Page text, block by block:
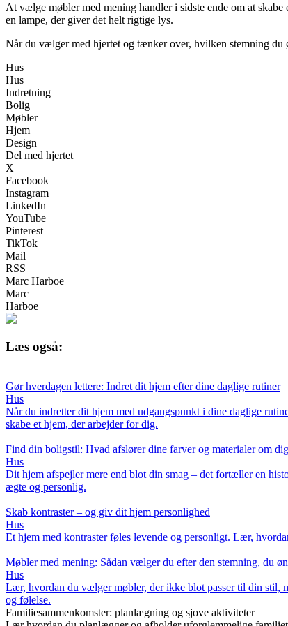
At vælge møbler med mening handler i sidste ende om at
en lampe, der giver det helt rigtige lys.
Når du vælger med hjertet og tænker over, hvilken stemning
Hus
Hus
Indretning
Bolig
Møbler
Hjem
Design
Del med hjertet
X
Facebook
Instagram
LinkedIn
YouTube
Pinterest
TikTok
Mail
RSS
Marc Harboe
Marc
Harboe
Læs også:
Gør hverdagen lettere: Indret dit hjem efter dine daglige rutiner
Hus
Når du indretter dit hjem med udgangspunkt i dine daglige
skabe et hjem, der arbejder for dig.
Find din boligstil: Hvad afslører dine farver og materialer om
Hus
Dit hjem afspejler mere end blot din smag – det fortæller en
ægte og personlig.
Skab kontraster – og giv dit hjem personlighed
Hus
Et hjem med kontraster føles levende og personligt. Lær,
Møbler med mening: Sådan vælger du efter den stemning, du
Hus
Lær, hvordan du vælger møbler, der ikke blot passer til din stil,
og følelse.
Familiesammenkomster: planlægning og sjove aktiviteter